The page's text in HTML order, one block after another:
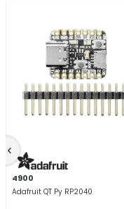
4900
Adafruit QT Py RP2040